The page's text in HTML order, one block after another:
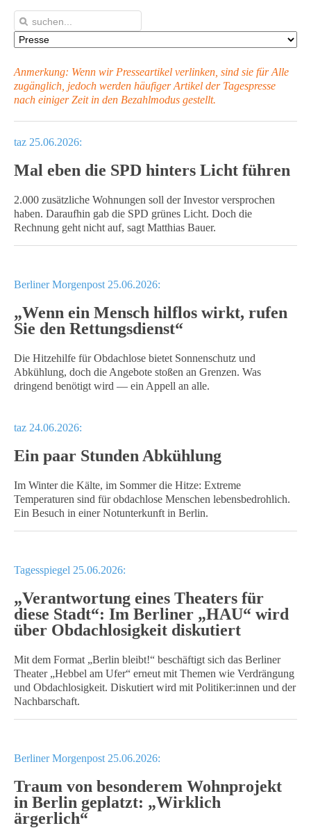
Anmerkung: Wenn wir Presseartikel verlinken, sind sie für Alle
zugänglich, jedoch werden häufiger Artikel der Tagespresse
nach einiger Zeit in den Bezahlmodus gestellt.
taz 25.06.2026:
Mal eben die SPD hinters Licht führen
2.000 zusätzliche Wohnungen soll der Investor versprochen
haben. Daraufhin gab die SPD grünes Licht. Doch die
Rechnung geht nicht auf, sagt Matthias Bauer.
Berliner Morgenpost 25.06.2026:
„Wenn ein Mensch hilflos wirkt, rufen
Sie den Rettungsdienst“
Die Hitzehilfe für Obdachlose bietet Sonnenschutz und
Abkühlung, doch die Angebote stoßen an Grenzen. Was
dringend benötigt wird — ein Appell an alle.
taz 24.06.2026:
Ein paar Stunden Abkühlung
Im Winter die Kälte, im Sommer die Hitze: Extreme
Temperaturen sind für obdachlose Menschen lebensbedrohlich.
Ein Besuch in einer Notunterkunft in Berlin.
Tagesspiegel 25.06.2026:
„Verantwortung eines Theaters für
diese Stadt“: Im Berliner „HAU“ wird
über Obdachlosigkeit diskutiert
Mit dem Format „Berlin bleibt!“ beschäftigt sich das Berliner
Theater „Hebbel am Ufer“ erneut mit Themen wie Verdrängung
und Obdachlosigkeit. Diskutiert wird mit Politiker:innen und der
Nachbarschaft.
Berliner Morgenpost 25.06.2026:
Traum von besonderem Wohnprojekt
in Berlin geplatzt: „Wirklich
ärgerlich“